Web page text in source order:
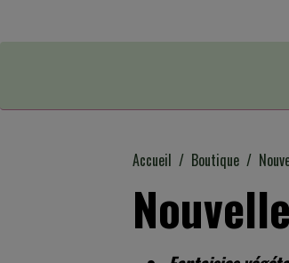
Accueil Boutique